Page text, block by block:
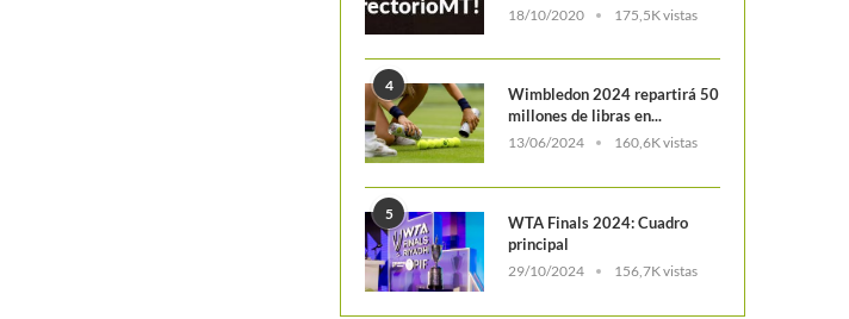
18/10/2020 175,5K vistas
4
Wimbledon 2024 repartirá 50
millones de libras en...
13/06/2024 160,6K vistas
5
WTA Finals 2024: Cuadro
principal
29/10/2024 156,7K vistas